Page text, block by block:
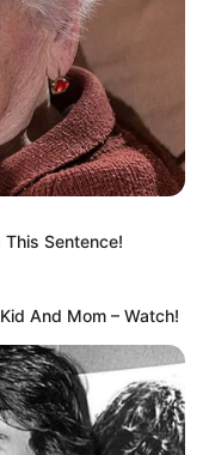
This Sentence!
And Mom – Watch!